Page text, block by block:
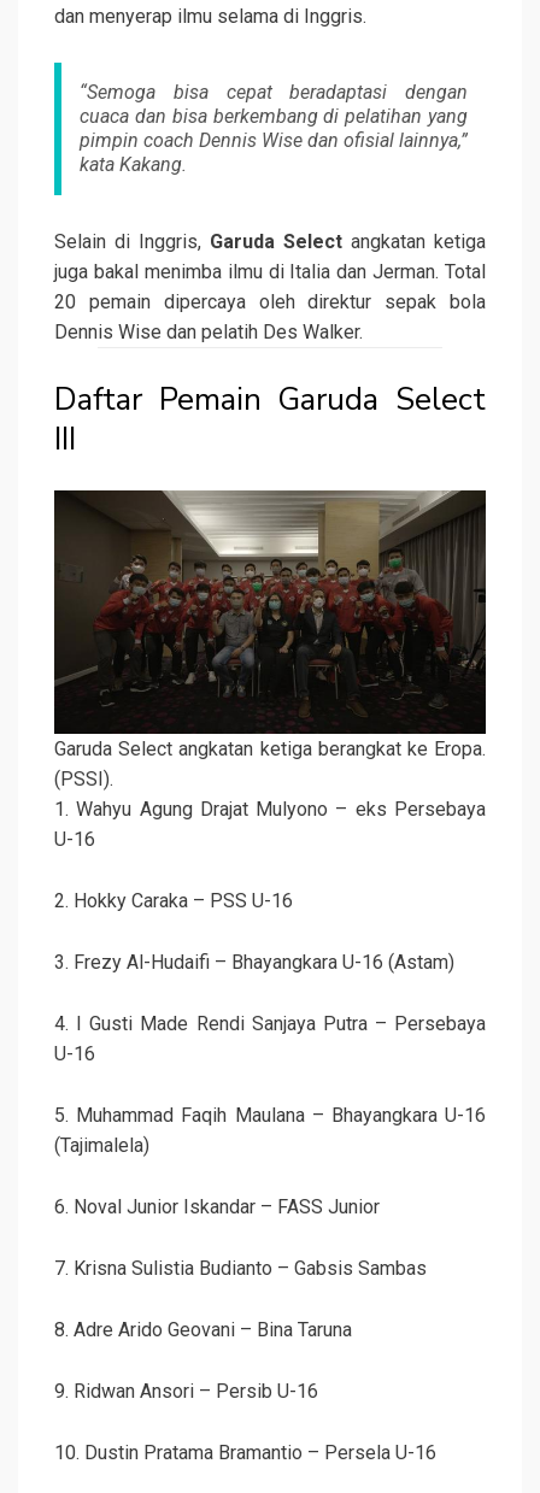
dan menyerap ilmu selama di Inggris.
“Semoga bisa cepat beradaptasi dengan
cuaca dan bisa berkembang di pelatihan yang
pimpin coach Dennis Wise dan ofisial lainnya,”
kata Kakang.
Selain di Inggris, Garuda Select angkatan ketiga
juga bakal menimba ilmu di Italia dan Jerman. Total
20 pemain dipercaya oleh direktur sepak bola
Dennis Wise dan pelatih Des Walker.
Daftar Pemain Garuda Select
III
Garuda Select angkatan ketiga berangkat ke Eropa.
(PSSI).
1. Wahyu Agung Drajat Mulyono – eks Persebaya
U-16
2. Hokky Caraka – PSS U-16
3. Frezy Al-Hudaifi – Bhayangkara U-16 (Astam)
4. I Gusti Made Rendi Sanjaya Putra – Persebaya
U-16
5. Muhammad Faqih Maulana – Bhayangkara U-16
(Tajimalela)
6. Noval Junior Iskandar – FASS Junior
7. Krisna Sulistia Budianto – Gabsis Sambas
8. Adre Arido Geovani – Bina Taruna
9. Ridwan Ansori – Persib U-16
10. Dustin Pratama Bramantio – Persela U-16